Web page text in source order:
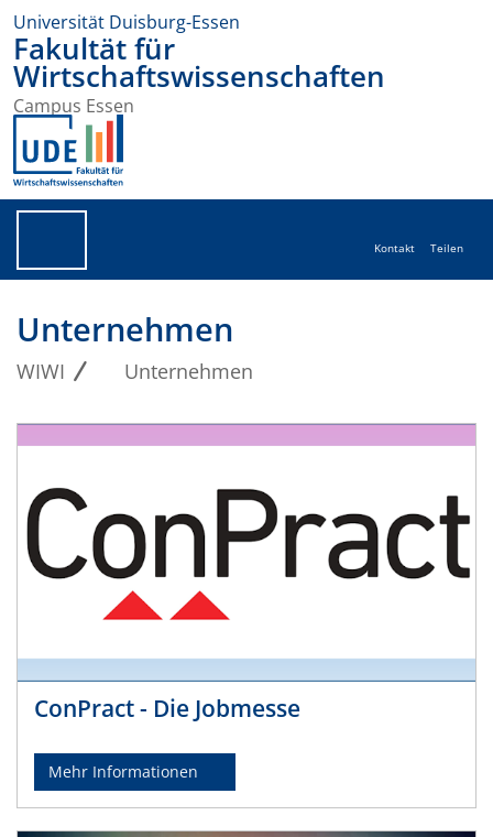
Universität Duisburg-Essen
Fakultät für
Wirtschaftswissenschaften
Campus Essen
Kontakt Teilen
Unternehmen
WIWI Unternehmen
ConPract - Die Jobmesse
Mehr Informationen